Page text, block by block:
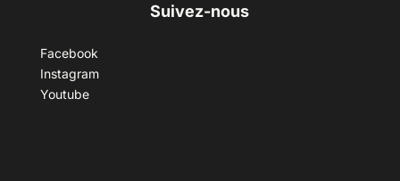
Suivez-nous
Facebook
Instagram
Youtube